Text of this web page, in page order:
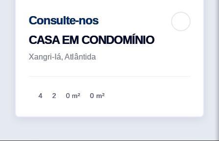
Consulte-nos
CASA EM CONDOMÍNIO
Xangri-lá, Atlântida
4 2 0 m² 0 m²